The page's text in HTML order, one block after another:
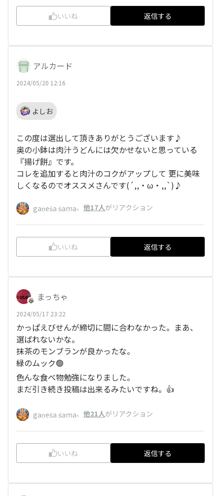
いいね 返信する
アルカード
2024/05/20 12:16
よしお
この度は選出して頂きありがとうございます♪
奥の小鉢は肉汁うどんには欠かせないと思っている
『揚げ餅』です。
コレを追加すると肉汁のコクがアップして 更に美味
しくなるのでオススメさんです(´,,・ω・,,`)♪
gaṇeśa śama、 他17人がリアクション
いいね 返信する
まっちゃ
2024/05/17 23:22
かっぱえびせんが締切に間に合わなかった。まあ、
選ばれないかな。
抹茶のモンブランが良かったな。
緑のムック🟢
色んな食べ物勉強になりました。
まだ引き続き投稿は出来るみたいですね。👍
gaṇeśa śama、 他21人がリアクション
いいね 返信する